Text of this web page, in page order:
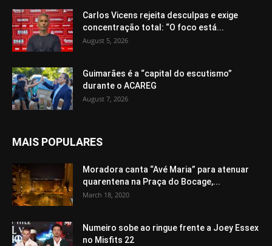
Carlos Vicens rejeita desculpas e exige
concentração total: “O foco está...
August 5, 2026
Guimarães é a “capital do escutismo”
durante o ACAREG
August 7, 2026
MAIS POPULARES
Moradora canta “Avé Maria” para atenuar
quarentena na Praça do Bocage,...
March 18, 2020
Numeiro sobe ao ringue frente a Joey Essex
no Misfits 22